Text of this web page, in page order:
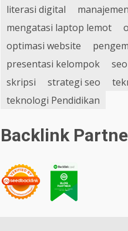
literasi digital
mengatasi laptop lemot
optimasi website
presentasi kelompok
skripsi
strategi seo
teknologi Pendidikan
Backlink